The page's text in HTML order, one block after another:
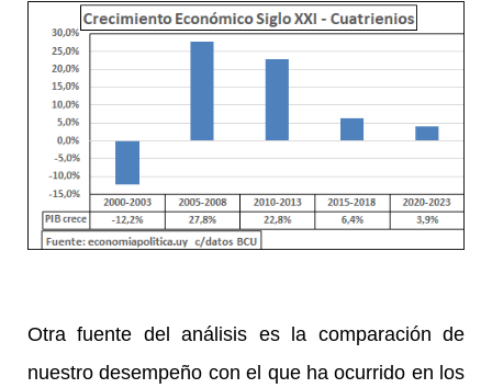
Otra fuente del análisis es la comparación de
nuestro desempeño con el que ha ocurrido en los